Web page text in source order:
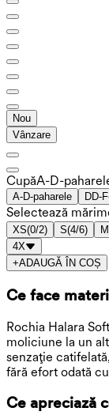
Nou
Vânzare
CupăA-D-
A-D-paharele DD-
Selectează
XS(0/2) S(4/6) M
4X
+ADAUGĂ ÎN COȘ
Ce face
Rochia Halara
moliciune la un
senzație
fără efort odată
Ce apreciază